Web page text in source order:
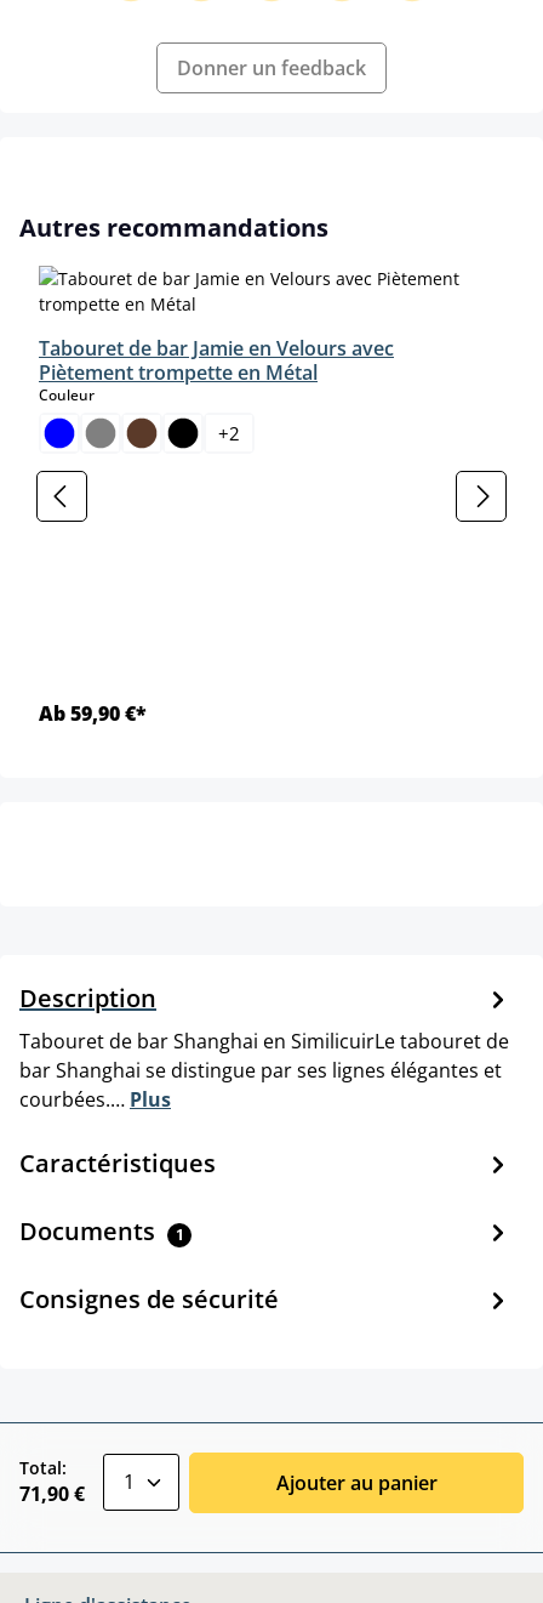
Donner un feedback
Ignorer la galerie de produits
Autres recommandations
Tabouret de bar Jamie en Velours avec
Piètement trompette en Métal
Couleurselect
+2
Ab 59,90 €*
Description
Tabouret de bar Shanghai en SimilicuirLe tabouret de
bar Shanghai se distingue par ses lignes élégantes et
courbées.… Plus
Caractéristiques
Documents 1
Consignes de sécurité
Total:
71,90 € Ajouter au panier